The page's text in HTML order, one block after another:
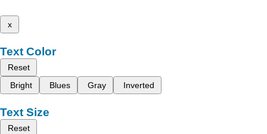
x
Text Color
Reset
Bright
Blues Gray Inverted
Text Size
Reset